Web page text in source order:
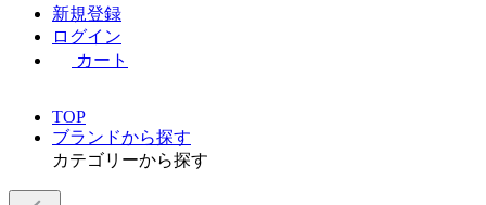
新規登録
ログイン
カート
TOP
ブランドから探す
カテゴリーから探す